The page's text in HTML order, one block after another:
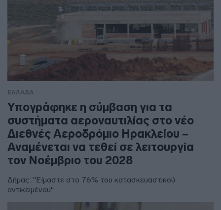
ΕΛΛΑΔΑ
Υπογράφηκε η σύμβαση για τα
συστήματα αεροναυτιλίας στο νέο
Διεθνές Αεροδρόμιο Ηρακλείου –
Αναμένεται να τεθεί σε λειτουργία
τον Νοέμβριο του 2028
Δήμας: "Είμαστε στο 76% του κατασκευαστικού
αντικειμένου"